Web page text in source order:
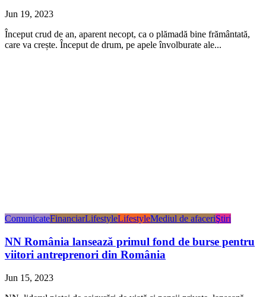
Jun 19, 2023
Început crud de an, aparent necopt, ca o plămadă bine frământată,
care va crește. Început de drum, pe apele învolburate ale...
ComunicateFinanciarLifestyleLifestyleMediul de afaceriŞtiri
NN România lansează primul fond de burse pentru
viitori antreprenori din România
Jun 15, 2023